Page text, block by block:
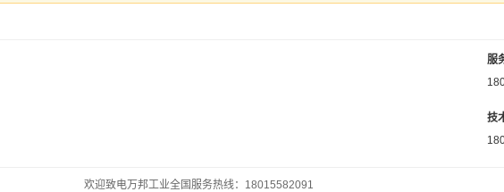
服
技
欢迎致电万邦工业全国服务热线： 18015582091